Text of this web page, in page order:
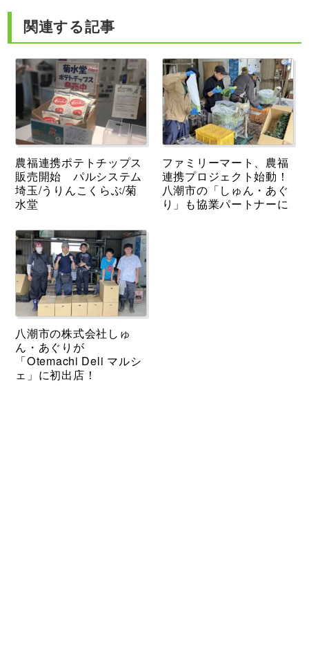
関連する記事
農福連携ポテトチップス
販売開始 パルシステム
埼玉/うりんこくらぶ/菊
水堂
ファミリーマート、農福
連携プロジェクト始動！
八潮市の「しゅん・あぐ
り」も協業パートナーに
八潮市の株式会社しゅ
ん・あぐりが
「Otemachi Deli マルシ
ェ」に初出店！